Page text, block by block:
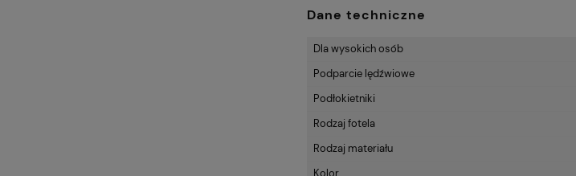
Dane techniczne
Dla wysokich osób
Podparcie lędźwiowe
Podłokietniki
Rodzaj fotela
Rodzaj materiału
Kolor